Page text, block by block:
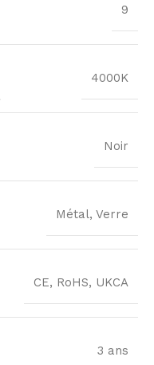
9
4000K
Noir
Métal, Verre
CE, RoHS, UKCA
3 ans